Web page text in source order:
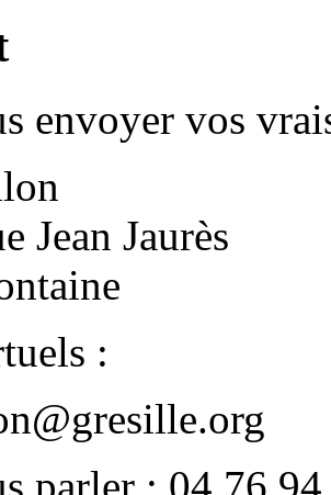
envoyer vos
Jean Jaurès
:
parler : 04 76